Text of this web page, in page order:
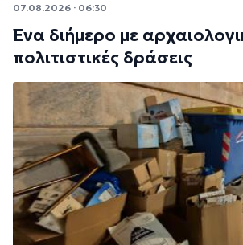
07.08.2026 · 06:30
Ένα διήμερο με
πολιτιστικές δράσεις